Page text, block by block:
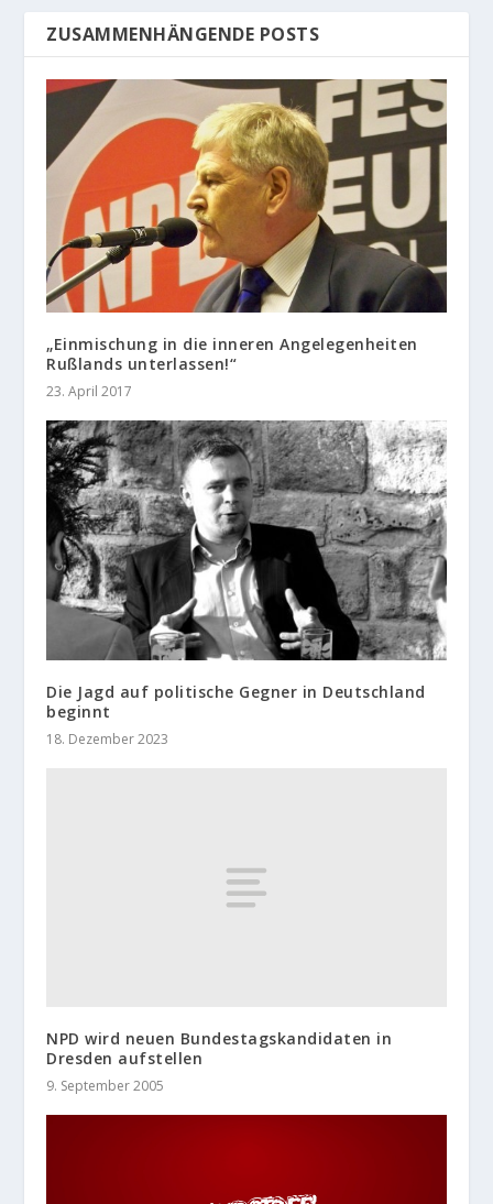
ZUSAMMENHÄNGENDE POSTS
„Einmischung in die inneren Angelegenheiten
Rußlands unterlassen!“
23. April 2017
Die Jagd auf politische Gegner in Deutschland
beginnt
18. Dezember 2023
NPD wird neuen Bundestagskandidaten in
Dresden aufstellen
9. September 2005